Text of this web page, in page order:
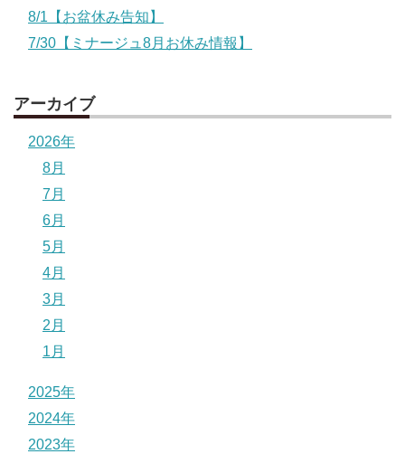
8/1【お盆休み告知】
7/30【ミナージュ8月お休み情報】
アーカイブ
2026年
8月
7月
6月
5月
4月
3月
2月
1月
2025年
2024年
2023年